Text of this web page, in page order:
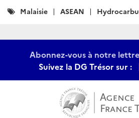
Catégories
Malaisie ASEAN
Abonnez-vous à notre
Suivez la DG Trésor sur :